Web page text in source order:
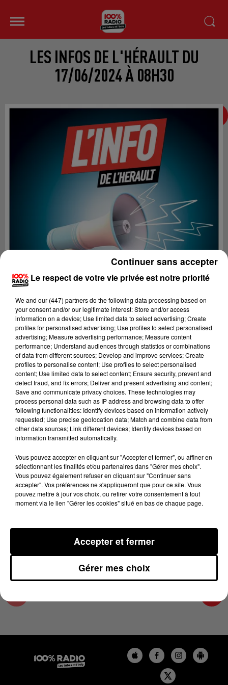
LES INFOS DE L'HÉRAULT DU
17/06/2024 À 08H30
Lecture (4 min 12 sec)
100%
100% Radio les infos de l'Hérault
17 juin 2024 - 4 min 12 sec
LES INFOS DE L'HÉRAULT DU 17/06/2024 À
08H30
Podcasts infos de l'Hérault
Le respect de votre vie privée est notre priorité
We and our (447) partnersdo the following data processing based on
your consent and/or our legitimate interest: Store and/or access
information on a device; Use limited data to select advertising; Create
profiles for personalised advertising; Use profiles to select personalised
advertising; Measure advertising performance; Measure content
performance; Understand audiences through statistics or combinations
of data from different sources; Develop and improve services; Create
profiles to personalise content; Use profiles to select personalised
content; Use limited data to select content; Ensure security, prevent and
detect fraud, and fix errors; Deliver and present advertising and content;
Save and communicate privacy choices. These technologies may
process personal data such as IP address and browsing data to offer
following functionalities: Identify devices based on information actively
requested; Use precise geolocation data; Match and combine data from
other data sources; Link different devices; Identify devices based on
information transmitted automatically.
Vous pouvez accepter en cliquant sur "Accepter et fermer", ou affiner en
sélectionnant les finalités et/ou partenaires dans "Gérer mes choix".
Vous pouvez également refuser en cliquant sur "Continuer sans
accepter". Vos préférences ne s'appliqueront que pour ce site. Vous
pouvez mettre à jour vos choix, ou retirer votre consentement à tout
moment via le lien "Gérer les cookies" situé en bas de chaque page.
Gérer mes choix
Accepter et fermer
Continuer sans accepter